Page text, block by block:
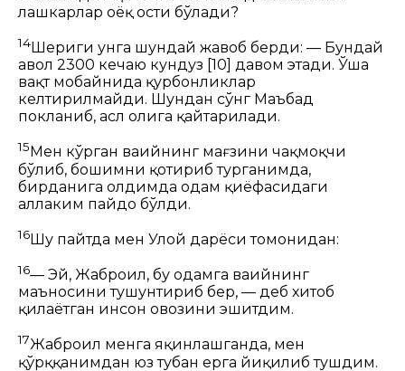
лашкарлар оёқ ости бўлади?
14Шериги унга шундай жавоб берди: — Бундай
аҳвол 2300 кечаю кундуз [10] давом этади. Ўша
вақт мобайнида қурбонликлар
келтирилмайди. Шундан сўнг Маъбад
покланиб, асл ҳолига қайтарилади.
15 Мен кўрган ваҳийнинг мағзини чақмоқчи
бўлиб, бошимни қотириб турганимда,
бирданига олдимда одам қиёфасидаги
аллаким пайдо бўлди.
16Шу пайтда мен Улой дарёси томонидан:
16— Эй, Жаброил, бу одамга ваҳийнинг
маъносини тушунтириб бер, — деб хитоб
қилаётган инсон овозини эшитдим.
17Жаброил менга яқинлашганда, мен
қўрққанимдан юз тубан ерга йиқилиб тушдим.